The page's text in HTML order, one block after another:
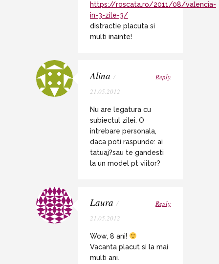
https://roscata.ro/2011/08/valencia-
in-3-zile-3/
distractie placuta si
multi inainte!
Alina /
21.05.2012
Reply
Nu are legatura cu
subiectul zilei. O
intrebare personala,
daca poti raspunde: ai
tatuaj?sau te gandesti
la un model pt viitor?
Laura /
21.05.2012
Reply
Wow, 8 ani!
Vacanta placut si la mai
multi ani.